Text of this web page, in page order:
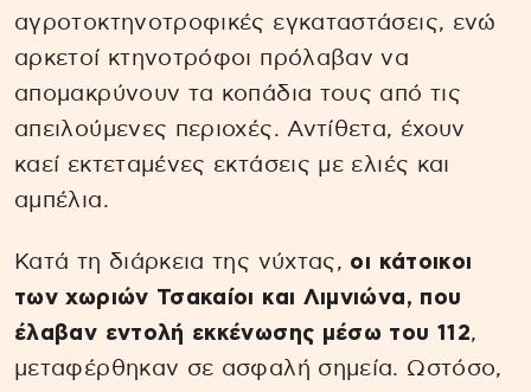
αγροτοκτηνοτροφικές εγκαταστάσεις, ενώ
αρκετοί κτηνοτρόφοι πρόλαβαν να
απομακρύνουν τα κοπάδια τους από τις
απειλούμενες περιοχές. Αντίθετα, έχουν
καεί εκτεταμένες εκτάσεις με ελιές και
αμπέλια.
Κατά τη διάρκεια της νύχτας, οι κάτοικοι
των χωριών Τσακαίοι και Λιμνιώνα, που
έλαβαν εντολή εκκένωσης μέσω του 112,
μεταφέρθηκαν σε ασφαλή σημεία. Ωστόσο,